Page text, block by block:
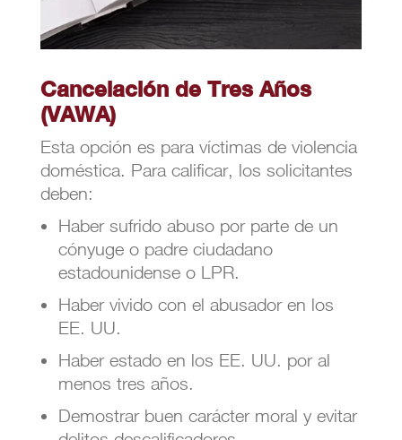
Cancelación de Tres Años
(VAWA)
Esta opción es para víctimas de violencia
doméstica. Para calificar, los solicitantes
deben:
Haber sufrido abuso por parte de un
cónyuge o padre ciudadano
estadounidense o LPR.
Haber vivido con el abusador en los
EE. UU.
Haber estado en los EE. UU. por al
menos tres años.
Demostrar buen carácter moral y evitar